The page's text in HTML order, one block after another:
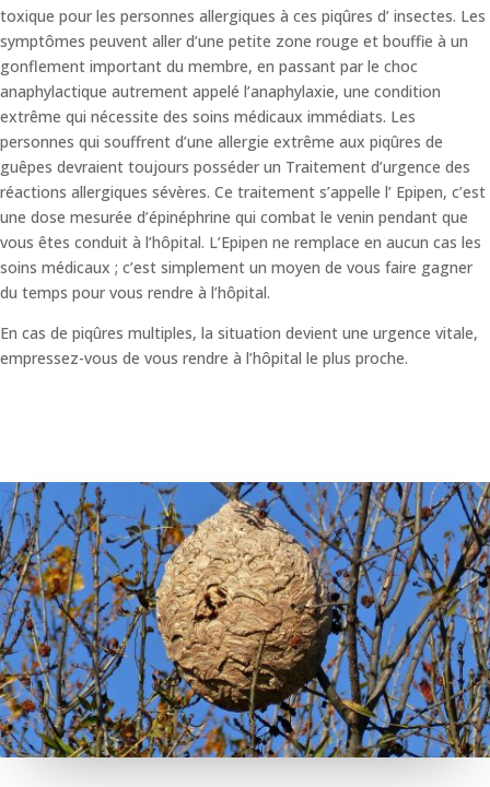
toxique pour les personnes allergiques à ces piqûres d’ insectes. Les
symptômes peuvent aller d’une petite zone rouge et bouffie à un
gonflement important du membre, en passant par le choc
anaphylactique autrement appelé l’anaphylaxie, une condition
extrême qui nécessite des soins médicaux immédiats. Les
personnes qui souffrent d’une allergie extrême aux piqûres de
guêpes devraient toujours posséder un Traitement d’urgence des
réactions allergiques sévères. Ce traitement s’appelle l’ Epipen, c’est
une dose mesurée d’épinéphrine qui combat le venin pendant que
vous êtes conduit à l’hôpital. L’Epipen ne remplace en aucun cas les
soins médicaux ; c’est simplement un moyen de vous faire gagner
du temps pour vous rendre à l’hôpital.
En cas de piqûres multiples, la situation devient une urgence vitale,
empressez-vous de vous rendre à l’hôpital le plus proche.